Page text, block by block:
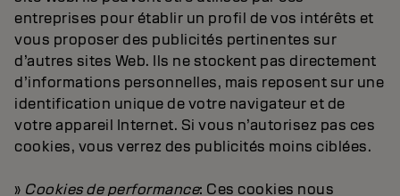
entreprises pour établir un profil de vos intérêts et
vous proposer des publicités pertinentes sur
d’autres sites Web. Ils ne stockent pas directement
d’informations personnelles, mais reposent sur une
identification unique de votre navigateur et de
votre appareil Internet. Si vous n’autorisez pas ces
cookies, vous verrez des publicités moins ciblées.
» Cookies de performance: Ces cookies nous